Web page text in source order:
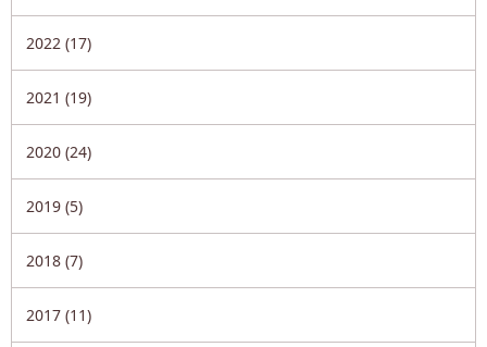
2022 (17)
2021 (19)
2020 (24)
2019 (5)
2018 (7)
2017 (11)